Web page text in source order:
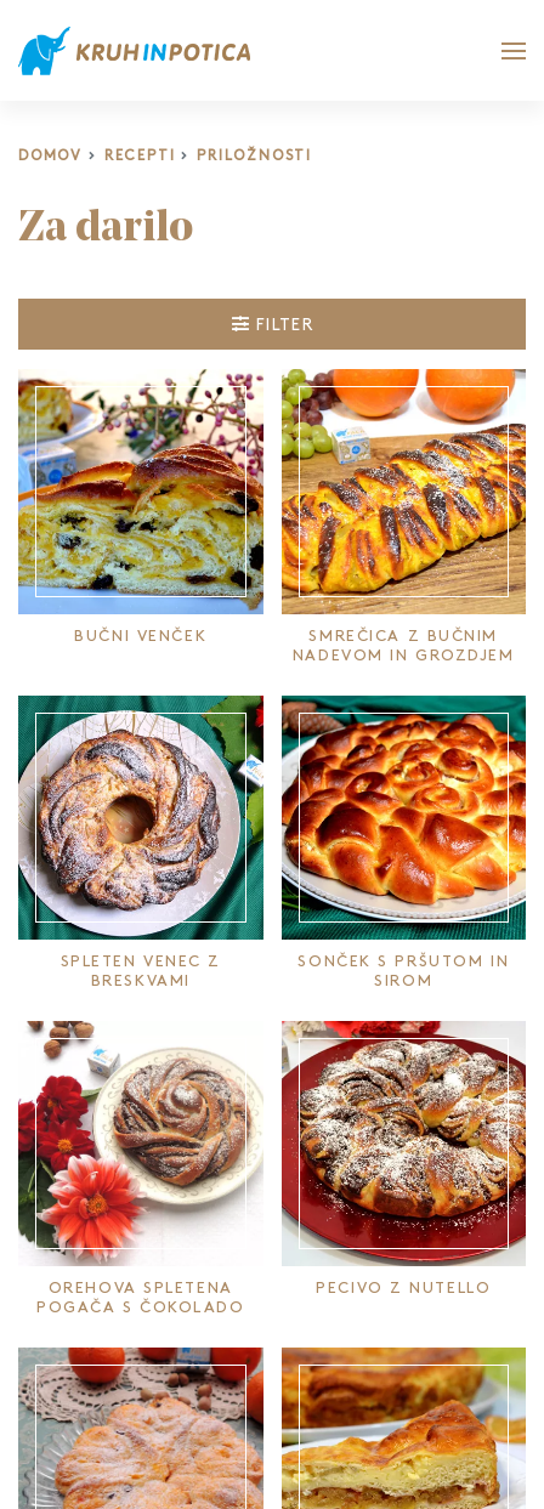
DOMOV RECEPTI PRILOŽNOSTI
Za darilo
FILTER
BUČNI VENČEK
SMREČICA Z BUČNIM
NADEVOM IN GROZDJEM
SPLETEN VENEC Z
BRESKVAMI
SONČEK S PRŠUTOM IN
SIROM
OREHOVA SPLETENA
POGAČA S ČOKOLADO
PECIVO Z NUTELLO